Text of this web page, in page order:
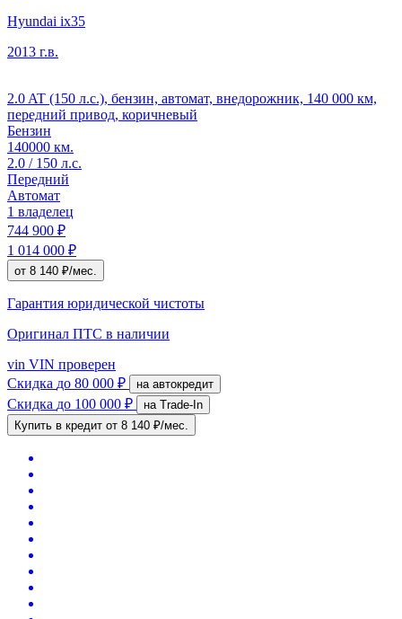
Hyundai ix35
2013 г.в.
2.0 AT (150 л.с.), бензин, автомат, внедорожник, 140 000 км,
передний привод, коричневый
Бензин
140000 км.
2.0 / 150 л.с.
Передний
Автомат
1 владелец
744 900 ₽
1 014 000 ₽
от 8 140 ₽/мес.
Гарантия юридической чистоты
Оригинал ПТС в наличии
vin VIN проверен
Скидка до 80 000 ₽ на автокредит
Скидка до 100 000 ₽
на Trade-In
Купить в кредит от 8 140 ₽/мес.